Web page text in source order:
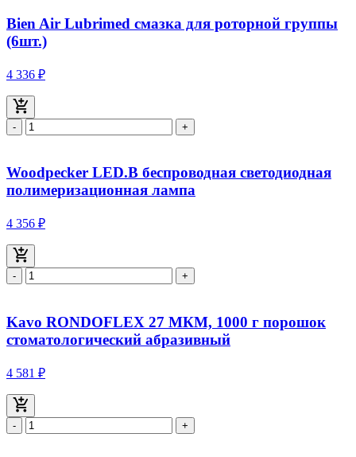
Bien Air Lubrimed смазка для роторной группы
(6шт.)
4 336 ₽
- +
Woodpecker LED.B беспроводная светодиодная
полимеризационная лампа
4 356 ₽
- +
Kavo RONDOFLEX 27 МКМ, 1000 г порошок
стоматологический абразивный
4 581 ₽
- +